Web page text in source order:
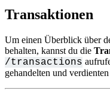
Transaktionen
Um einen Überblick über
behalten, kannst du die
/transactions
gehandelten und